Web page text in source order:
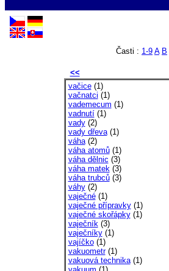
Časti : 1-9 A B
<<
vačice(1)
vačnatci (1)
vademecum (1)
vadnutí(1)
vady(2)
vady dřeva(1)
váha(2)
váha atomů(1)
váha dělnic (3)
váha matek(3)
váha trubců(3)
váhy(2)
vaječné(1)
vaječné přípravky(1)
vaječné skořápky(1)
vaječník(3)
vaječníky(1)
vajíčko(1)
vakuometr(1)
vakuová technika(1)